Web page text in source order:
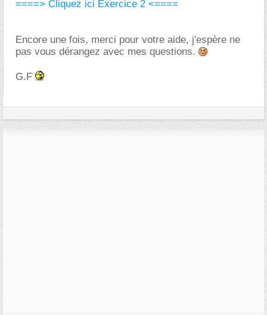
====> Cliquez ici Exercice 2 <====
Encore une fois, merci pour votre aide, j'espère ne
pas vous dérangez avec mes questions.
G.F